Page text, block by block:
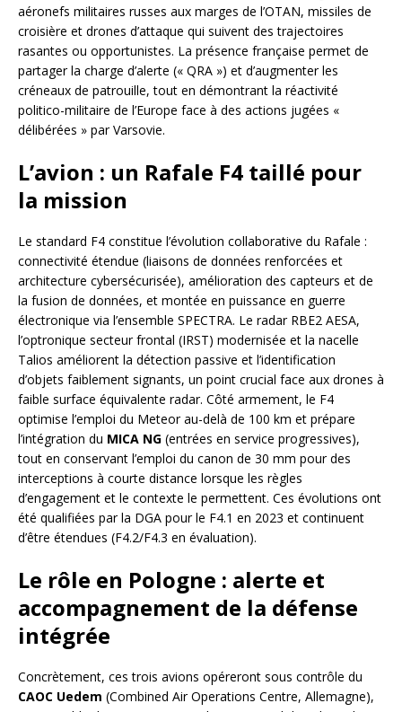
aéronefs militaires russes aux marges de l’OTAN, missiles de
croisière et drones d’attaque qui suivent des trajectoires
rasantes ou opportunistes. La présence française permet de
partager la charge d’alerte (« QRA ») et d’augmenter les
créneaux de patrouille, tout en démontrant la réactivité
politico-militaire de l’Europe face à des actions jugées «
délibérées » par Varsovie.
L’avion : un Rafale F4 taillé pour
la mission
Le standard F4 constitue l’évolution collaborative du Rafale :
connectivité étendue (liaisons de données renforcées et
architecture cybersécurisée), amélioration des capteurs et de
la fusion de données, et montée en puissance en guerre
électronique via l’ensemble SPECTRA. Le radar RBE2 AESA,
l’optronique secteur frontal (IRST) modernisée et la nacelle
Talios améliorent la détection passive et l’identification
d’objets faiblement signants, un point crucial face aux drones à
faible surface équivalente radar. Côté armement, le F4
optimise l’emploi du Meteor au-delà de 100 km et prépare
l’intégration du MICA NG (entrées en service progressives),
tout en conservant l’emploi du canon de 30 mm pour des
interceptions à courte distance lorsque les règles
d’engagement et le contexte le permettent. Ces évolutions ont
été qualifiées par la DGA pour le F4.1 en 2023 et continuent
d’être étendues (F4.2/F4.3 en évaluation).
Le rôle en Pologne : alerte et
accompagnement de la défense
intégrée
Concrètement, ces trois avions opéreront sous contrôle du
CAOC Uedem (Combined Air Operations Centre, Allemagne),